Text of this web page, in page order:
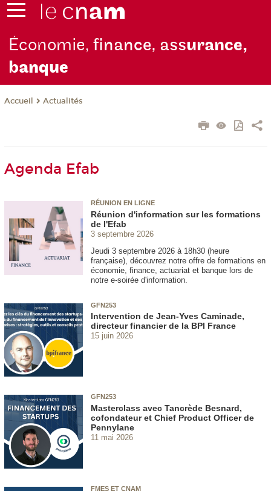
Économie,finance, assurance,
banque
Accueil Actualités
Agenda Efab
RÉUNION EN LIGNE
Réunion d'information sur les formations
de l'Efab
3 septembre 2026
Jeudi 3 septembre 2026 à 18h30 (heure
française), découvrez notre offre de formations en
économie, finance, actuariat et banque lors de
notre e-soirée d'information.
GFN253
Intervention de Jean-Yves Caminade,
directeur financier de la BPI France
15 juin 2026
GFN253
Masterclass avec Tancrède Besnard,
cofondateur et Chief Product Officer de
Pennylane
11 mai 2026
FMES ET CNAM